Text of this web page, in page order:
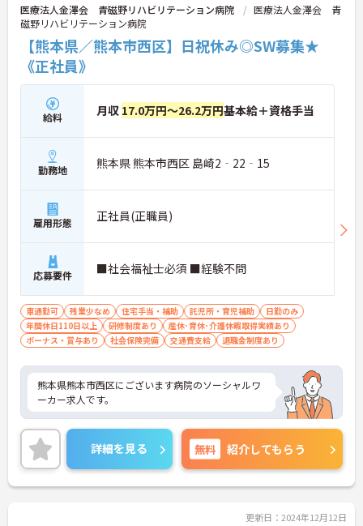
医療法人金澤会 青磁野リハビリテーション病院
医療法人金澤会 青
磁野リハビリテーション病院
【熊本県／熊本市西区】日祝休み◎SW募集★
《正社員》
給料 月収 17.0万円～26.2万円基本給＋資格手当
勤務地 熊本県 熊本市西区 島崎2‐22‐15
雇用形態 正社員(正職員)
応募要件 ■社会福祉士必須 ■経験不問
車通勤可 残業少なめ 住宅手当・補助 託児所・育児補助
日勤のみ
年間休日110日以上
研修制度あり
産休･育休･介護休暇取得実績あり
ボーナス・賞与あり
社会保険完備 交通費支給 退職金制度あり
熊本県熊本市西区にございます病院のソーシャルワ
ーカー求人です。
詳細を見る 無料 紹介してもらう
更新日：2024年12月12日